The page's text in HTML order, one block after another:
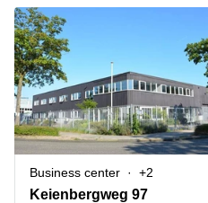
Flexplekken
Coworking
Spaces
Vergaderruimten
Virtueel
Kantoor
Bedrijfsruimte
Oost
Amsterdam
Westpoort
Bergen
op
Zoom
Amersfoort
Breda
Kantoor
huren
Bergen
op
Zoom
Kantoor
huren
Tiel
Kantoor
huren
Voeg je kantoorruimte toe
Huurprijs
Log in
Business center +2
Keienbergweg 97